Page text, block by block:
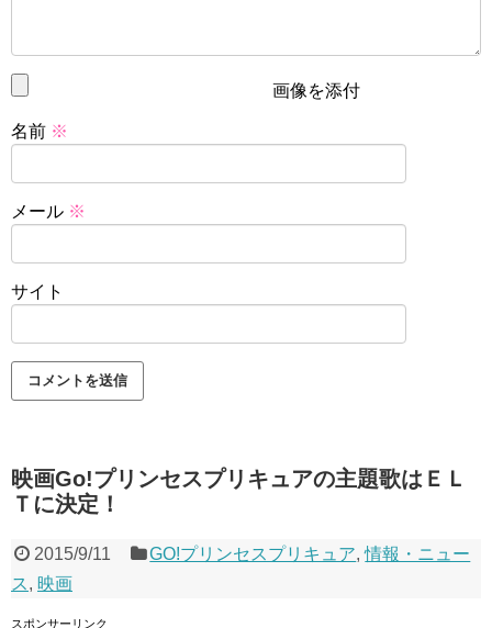
画像を添付
名前 ※
メール ※
サイト
映画Go!プリンセスプリキュアの主題歌はＥＬ
Ｔに決定！
2015/9/11 GO!プリンセスプリキュア,情報・ニュー
ス, 映画
スポンサーリンク